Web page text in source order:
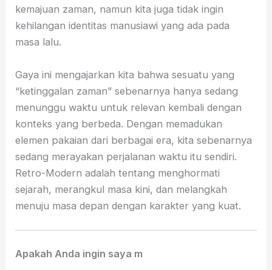
kemajuan zaman, namun kita juga tidak ingin
kehilangan identitas manusiawi yang ada pada
masa lalu.
Gaya ini mengajarkan kita bahwa sesuatu yang
“ketinggalan zaman” sebenarnya hanya sedang
menunggu waktu untuk relevan kembali dengan
konteks yang berbeda. Dengan memadukan
elemen pakaian dari berbagai era, kita sebenarnya
sedang merayakan perjalanan waktu itu sendiri.
Retro-Modern adalah tentang menghormati
sejarah, merangkul masa kini, dan melangkah
menuju masa depan dengan karakter yang kuat.
Apakah Anda ingin saya m